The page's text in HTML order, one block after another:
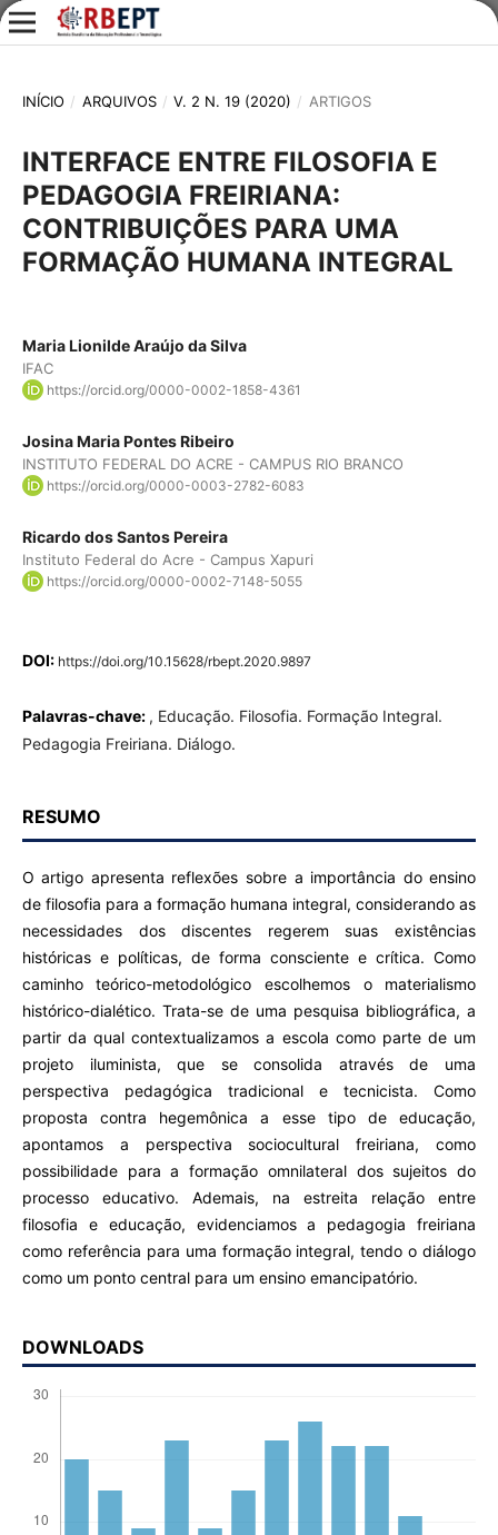
INÍCIO / ARQUIVOS / V. 2 N. 19 (2020) / ARTIGOS
INTERFACE ENTRE FILOSOFIA E
PEDAGOGIA FREIRIANA:
CONTRIBUIÇÕES PARA UMA
FORMAÇÃO HUMANA INTEGRAL
Maria Lionilde Araújo da Silva
IFAC
https://orcid.org/0000-0002-1858-4361
Josina Maria Pontes Ribeiro
INSTITUTO FEDERAL DO ACRE - CAMPUS RIO BRANCO
https://orcid.org/0000-0003-2782-6083
Ricardo dos Santos Pereira
Instituto Federal do Acre - Campus Xapuri
https://orcid.org/0000-0002-7148-5055
DOI: https://doi.org/10.15628/rbept.2020.9897
Palavras-chave: , Educação. Filosofia. Formação Integral.
Pedagogia Freiriana. Diálogo.
RESUMO
O artigo apresenta reflexões sobre a importância do ensino
de filosofia para a formação humana integral, considerando as
necessidades dos discentes regerem suas existências
históricas e políticas, de forma consciente e crítica. Como
caminho teórico-metodológico escolhemos o materialismo
histórico-dialético. Trata-se de uma pesquisa bibliográfica, a
partir da qual contextualizamos a escola como parte de um
projeto iluminista, que se consolida através de uma
perspectiva pedagógica tradicional e tecnicista. Como
proposta contra hegemônica a esse tipo de educação,
apontamos a perspectiva sociocultural freiriana, como
possibilidade para a formação omnilateral dos sujeitos do
processo educativo. Ademais, na estreita relação entre
filosofia e educação, evidenciamos a pedagogia freiriana
como referência para uma formação integral, tendo o diálogo
como um ponto central para um ensino emancipatório.
DOWNLOADS